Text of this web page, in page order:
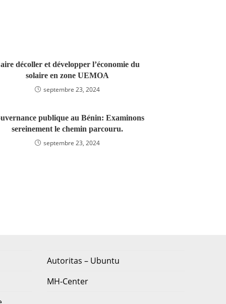
décoller et développer l’économie du
solaire en zone UEMOA
septembre 23, 2024
publique au Bénin: Examinons
sereinement le chemin parcouru.
septembre 23, 2024
Autoritas – Ubuntu
MH-Center